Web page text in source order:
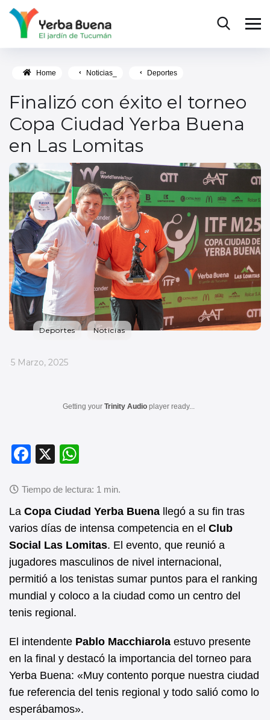
Home Noticias_ Deportes
Finalizó con éxito el torneo
Copa Ciudad Yerba Buena
en Las Lomitas
Deportes Noticias
_
5 Marzo, 2025
Getting your Trinity Audio player ready...
F
c
e
b
o
o
k
X
at
s
A
p
p
La Copa Ciudad Yerba Buena llegó a su fin tras
varios días de intensa competencia en el Club
Social Las Lomitas. El evento, que reunió a
jugadores masculinos de nivel internacional,
permitió a los tenistas sumar puntos para el ranking
mundial y coloco a la ciudad como un centro del
tenis regional.
El intendente Pablo Macchiarola estuvo presente
en la final y destacó la importancia del torneo para
Yerba Buena: «Muy contento porque nuestra ciudad
fue referencia del tenis regional y todo salió como lo
esperábamos».